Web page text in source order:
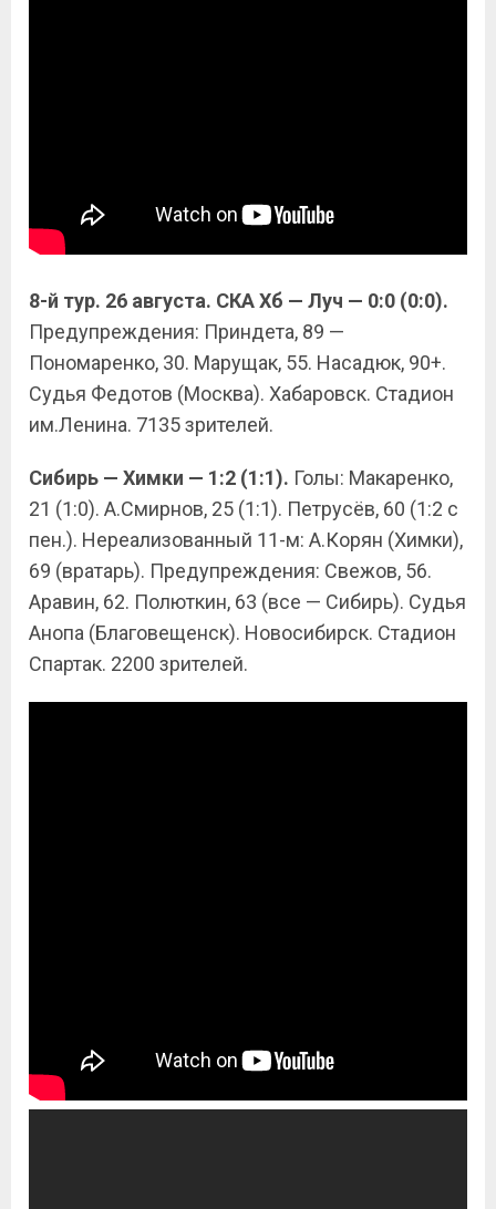
8-й тур. 26 августа. СКА Хб — Луч — 0:0 (0:0).
Предупреждения: Приндета, 89 —
Пономаренко, 30. Марущак, 55. Насадюк, 90+.
Судья Федотов (Москва). Хабаровск. Стадион
им.Ленина. 7135 зрителей.
Сибирь — Химки — 1:2 (1:1). Голы: Макаренко,
21 (1:0). А.Смирнов, 25 (1:1). Петрусёв, 60 (1:2 с
пен.). Нереализованный 11-м: А.Корян (Химки),
69 (вратарь). Предупреждения: Свежов, 56.
Аравин, 62. Полюткин, 63 (все — Сибирь). Судья
Анопа (Благовещенск). Новосибирск. Стадион
Спартак. 2200 зрителей.